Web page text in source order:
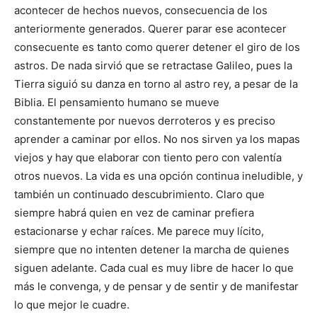
acontecer de hechos nuevos, consecuencia de los
anteriormente generados. Querer parar ese acontecer
consecuente es tanto como querer detener el giro de los
astros. De nada sirvió que se retractase Galileo, pues la
Tierra siguió su danza en torno al astro rey, a pesar de la
Biblia. El pensamiento humano se mueve
constantemente por nuevos derroteros y es preciso
aprender a caminar por ellos. No nos sirven ya los mapas
viejos y hay que elaborar con tiento pero con valentía
otros nuevos. La vida es una opción continua ineludible, y
también un continuado descubrimiento. Claro que
siempre habrá quien en vez de caminar prefiera
estacionarse y echar raíces. Me parece muy lícito,
siempre que no intenten detener la marcha de quienes
siguen adelante. Cada cual es muy libre de hacer lo que
más le convenga, y de pensar y de sentir y de manifestar
lo que mejor le cuadre.